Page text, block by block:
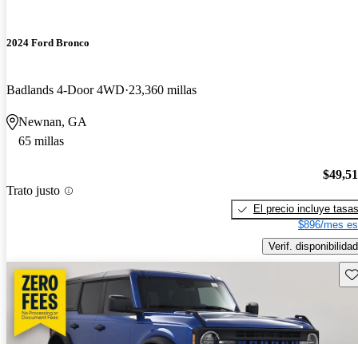
2024 Ford Bronco
Badlands 4-Door 4WD 23,360 millas
Newnan, GA
65 millas
Trato justo
El precio incluye tasas
$896/mes
Verif. disponibilidad